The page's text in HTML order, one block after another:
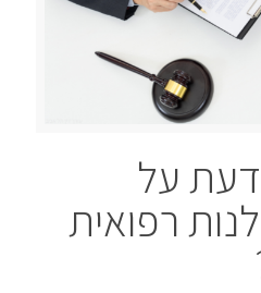
על
רפואית